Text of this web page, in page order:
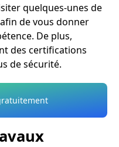
quelques-unes de
de vous donner
De plus,
des certifications
de sécurité.